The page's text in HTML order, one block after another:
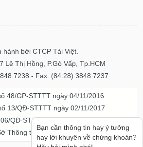
hành bởi CTCP Tài Việt.
Lê Thị Hồng, P.Gò Vấp, Tp.HCM
7238 - Fax: (84.28) 3848 7237
48/GP-STTTT ngày 04/11/2016
13/QĐ-STTTT ngày 02/11/2017
QĐ-STTTT-ICP ngày 20/07/2023
Thông tin và Truyền thông TPHCM
Bạn cần thông tin hay ý tưởng
hay lời khuyên về chứng khoán?